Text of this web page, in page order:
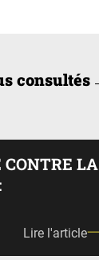
consultés
CONTRE LA
Lire l'article